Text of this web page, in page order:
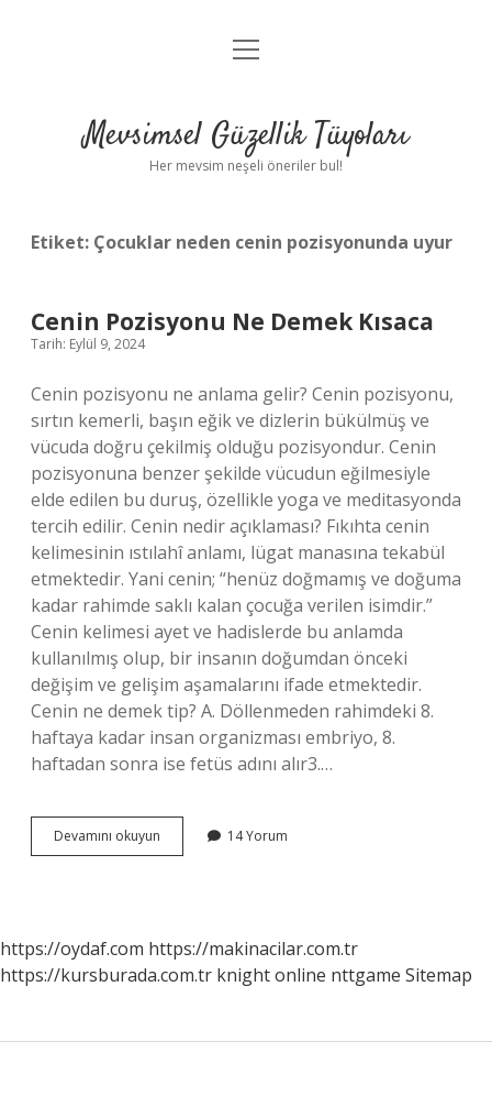
Anasayfa
Yasal Uyarı
menüyü
Mevsimsel Güzellik Tüyoları
Her mevsim neşeli öneriler bul!
Etiket: Çocuklar neden cenin pozisyonunda uyur
Cenin Pozisyonu Ne Demek Kısaca
Tarih: Eylül 9, 2024
Cenin pozisyonu ne anlama gelir? Cenin pozisyonu,
sırtın kemerli, başın eğik ve dizlerin bükülmüş ve
vücuda doğru çekilmiş olduğu pozisyondur. Cenin
pozisyonuna benzer şekilde vücudun eğilmesiyle
elde edilen bu duruş, özellikle yoga ve meditasyonda
tercih edilir. Cenin nedir açıklaması? Fıkıhta cenin
kelimesinin ıstılahî anlamı, lügat manasına tekabül
etmektedir. Yani cenin; “henüz doğmamış ve doğuma
kadar rahimde saklı kalan çocuğa verilen isimdir.”
Cenin kelimesi ayet ve hadislerde bu anlamda
kullanılmış olup, bir insanın doğumdan önceki
değişim ve gelişim aşamalarını ifade etmektedir.
Cenin ne demek tip? A. Döllenmeden rahimdeki 8.
haftaya kadar insan organizması embriyo, 8.
haftadan sonra ise fetüs adını alır3.…
Devamını okuyun
Pozisyonu
14 Yorum
https://oydaf.com https://makinacilar.com.tr
https://kursburada.com.tr knight online nttgame Sitemap